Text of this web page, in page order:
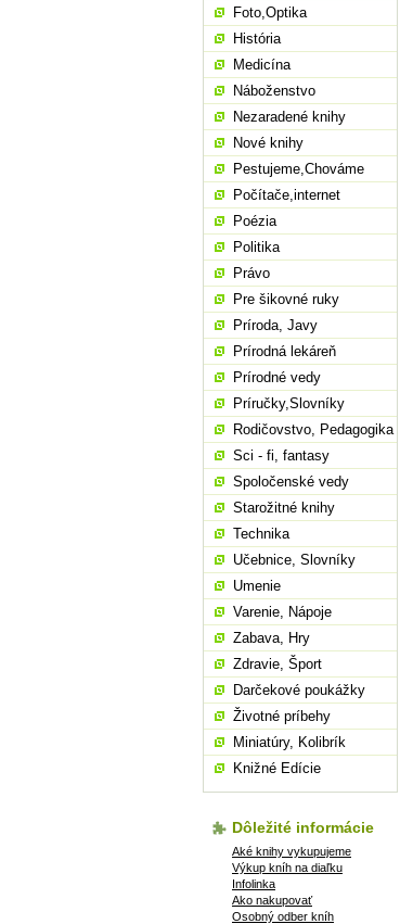
Foto,Optika
História
Medicína
Náboženstvo
Nezaradené knihy
Nové knihy
Pestujeme,Chováme
Počítače,internet
Poézia
Politika
Právo
Pre šikovné ruky
Príroda, Javy
Prírodná lekáreň
Prírodné vedy
Príručky,Slovníky
Rodičovstvo, Pedagogika
Sci - fi, fantasy
Spoločenské vedy
Starožitné knihy
Technika
Učebnice, Slovníky
Umenie
Varenie, Nápoje
Zabava, Hry
Zdravie, Šport
Darčekové poukážky
Životné príbehy
Miniatúry, Kolibrík
Knižné Edície
Dôležité informácie
Aké knihy vykupujeme
Výkup kníh na diaľku
Infolinka
Ako nakupovať
Osobný odber kníh